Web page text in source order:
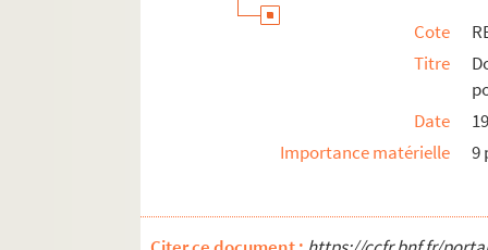
Cote
Titre
Date
Importance matérielle
9